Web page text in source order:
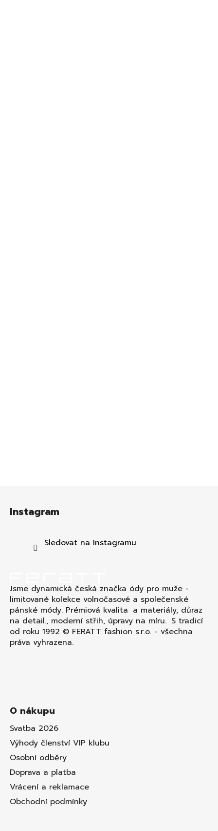
Instagram
Sledovat na Instagramu
Jsme dynamická česká značka ódy pro muže -
limitované kolekce volnočasové a společenské
pánské módy. Prémiová kvalita a materiály, důraz
na detail., moderní střih, úpravy na míru. S tradicí
od roku 1992 © FERATT fashion s.r.o. - všechna
práva vyhrazena.
O nákupu
Svatba 2026
Výhody členství VIP klubu
Osobní odběry
Doprava a platba
Vrácení a reklamace
Obchodní podmínky